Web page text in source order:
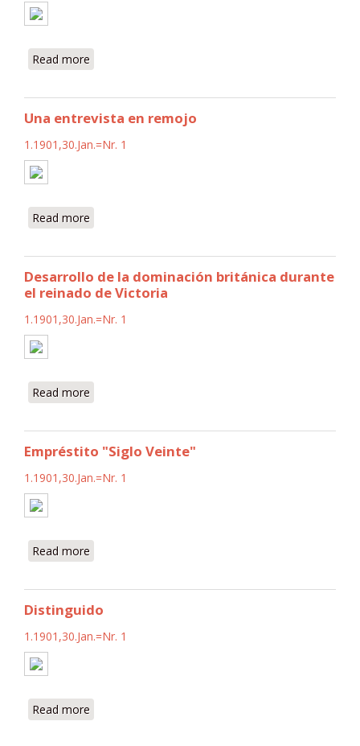
Read more
Una entrevista en remojo
1.1901,30.Jan.=Nr. 1
Read more
Desarrollo de la dominación británica durante
el reinado de Victoria
1.1901,30.Jan.=Nr. 1
Read more
Empréstito "Siglo Veinte"
1.1901,30.Jan.=Nr. 1
Read more
Distinguido
1.1901,30.Jan.=Nr. 1
Read more